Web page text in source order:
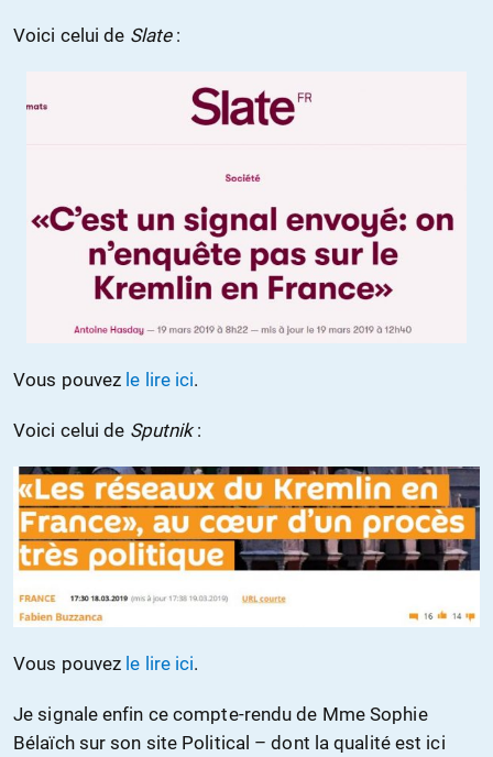
Voici celui de Slate:
Vous pouvez le lire ici.
Voici celui de Sputnik :
Vous pouvez le lire ici.
Je signale enfin ce compte-rendu de Mme Sophie
Bélaïch sur son site Political – dont la qualité est ici